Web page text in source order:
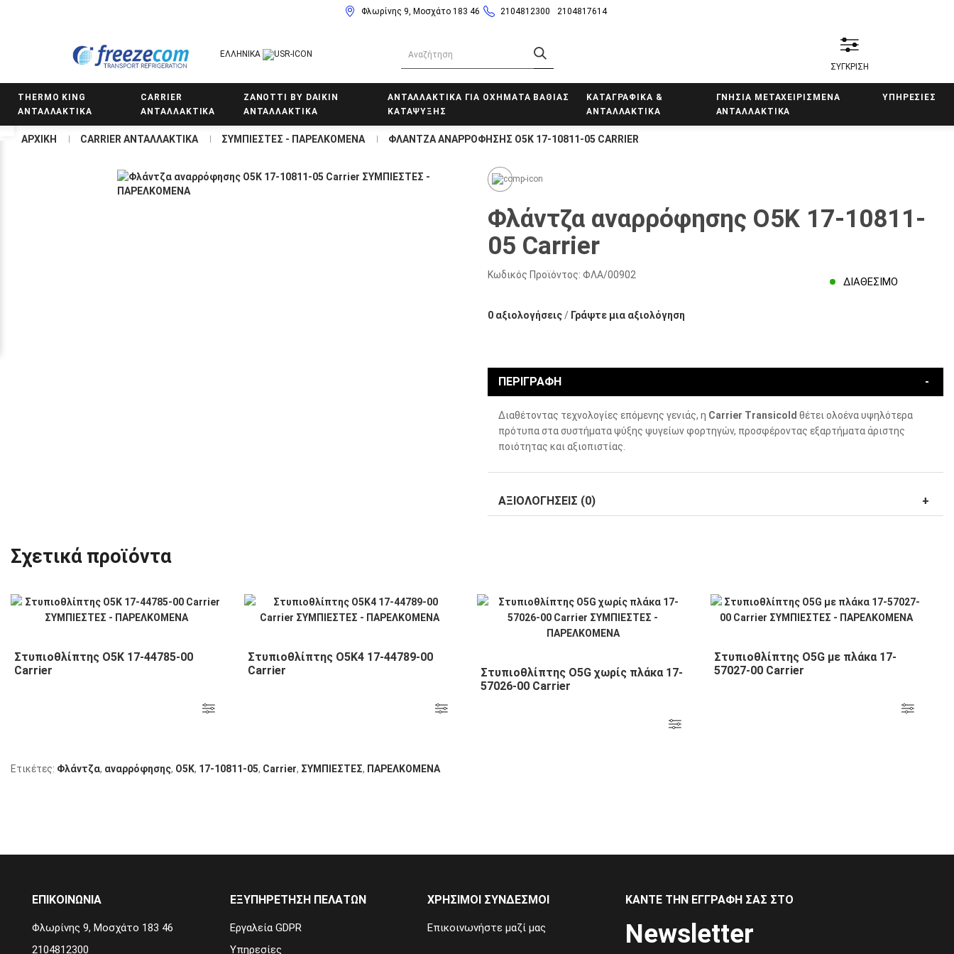
Φλωρίνης 9, Μοσχάτο 183 46 2104812300 2104817614
ΕΛΛΗΝΙΚΆ
ΣΥΓΚΡΙΣΗ
THERMO KING
ΑΝΤΑΛΛΑΚΤΙΚΑ
CARRIER
ΑΝΤΑΛΛΑΚΤΙΚΑ
ZANOTTI BY DAIKIN
ΑΝΤΑΛΛΑΚΤΙΚΑ
ΑΝΤΑΛΛΑΚΤΙΚΑ ΓΙΑ ΟΧΗΜΑΤΑ ΒΑΘΙΑΣ
ΚΑΤΑΨΥΞΗΣ
ΚΑΤΑΓΡΑΦΙΚΑ &
ΑΝΤΑΛΛΑΚΤΙΚΑ
ΓΝΗΣΙΑ ΜΕΤΑΧΕΙΡΙΣΜΕΝΑ
ΑΝΤΑΛΛΑΚΤΙΚΑ
ΥΠΗΡΕΣΊΕΣ
ΑΡΧΙΚΉ CARRIER ΑΝΤΑΛΛΑΚΤΙΚΑ ΣΥΜΠΙΕΣΤΕΣ - ΠΑΡΕΛΚΟΜΕΝΑ ΦΛΆΝΤΖΑ ΑΝΑΡΡΌΦΗΣΗΣ Ο5Κ 17-10811-05 CARRIER
Φλάντζα αναρρόφησης Ο5Κ 17-10811-
05 Carrier
Κωδικός Προϊόντος: ΦΛΑ/00902
ΔΙΑΘΈΣΙΜΟ
0 αξιολογήσεις/ Γράψτε μια αξιολόγηση
ΠΕΡΙΓΡΑΦΉ
Διαθέτοντας τεχνολογίες επόμενης γενιάς, η Carrier Transicold θέτει ολοένα υψηλότερα
πρότυπα στα συστήματα ψύξης ψυγείων φορτηγών, προσφέροντας εξαρτήματα άριστης
ποιότητας και αξιοπιστίας.
ΑΞΙΟΛΟΓΉΣΕΙΣ (0)
Σχετικά προϊόντα
Στυπιοθλίπτης Ο5Κ 17-44785-00
Carrier
Στυπιοθλίπτης Ο5Κ4 17-44789-00
Carrier
Στυπιοθλίπτης Ο5G χωρίς πλάκα 17-
57026-00 Carrier
Στυπιοθλίπτης Ο5G με πλάκα 17-
57027-00 Carrier
Ετικέτες: Φλάντζα, αναρρόφησης, Ο5Κ, 17-10811-05, Carrier, ΣΥΜΠΙΕΣΤΕΣ, ΠΑΡΕΛΚΟΜΕΝΑ
ΕΠΙΚΟΙΝΩΝΙΑ
Φλωρίνης 9, Μοσχάτο 183 46
2104812300
ΕΞΥΠΗΡΈΤΗΣΗ ΠΕΛΑΤΏΝ
Εργαλεία GDPR
Υπηρεσίες
ΧΡΉΣΙΜΟΙ ΣΎΝΔΕΣΜΟΙ
Επικοινωνήστε μαζί μας
ΚΆΝΤΕ ΤΗΝ ΕΓΓΡΑΦΉ ΣΑΣ ΣΤΟ
Newsletter
Προσβασιμότητα